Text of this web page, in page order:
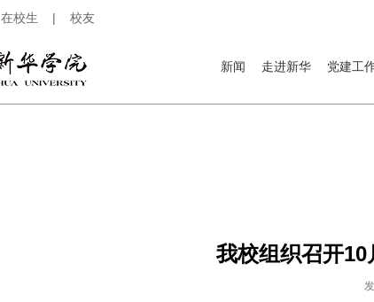
在校生 | 校友
新闻 走进新华 党建工
我校组织召开